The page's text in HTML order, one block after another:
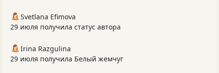
Svetlana Efimova
29 июля получила статус автора
Irina Razgulina
29 июля получила Белый жемчуг